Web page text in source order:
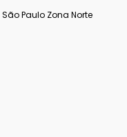
São Paulo Zona Norte